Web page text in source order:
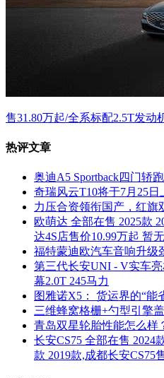
售31.80万起/全系标配2.5T发动
热评文章
奥迪A5 Sportback四门轿
奇瑞风云T10将于7月25
力压合资领衔国产，红旗
欧萌达 全部在售 2025款
达4S店售价10.99万起 暂
福特蒙迪欧汽车音响升级
第三代长安UNI - V实车
幕2.0T 245马力
图雅诺X5： 货运界的“能
三维蜂窝格栅+勺型引擎
青岛双星轮胎性能怎么样
长安CS75 全部在售 2024
款 2019款,成都长安CS75